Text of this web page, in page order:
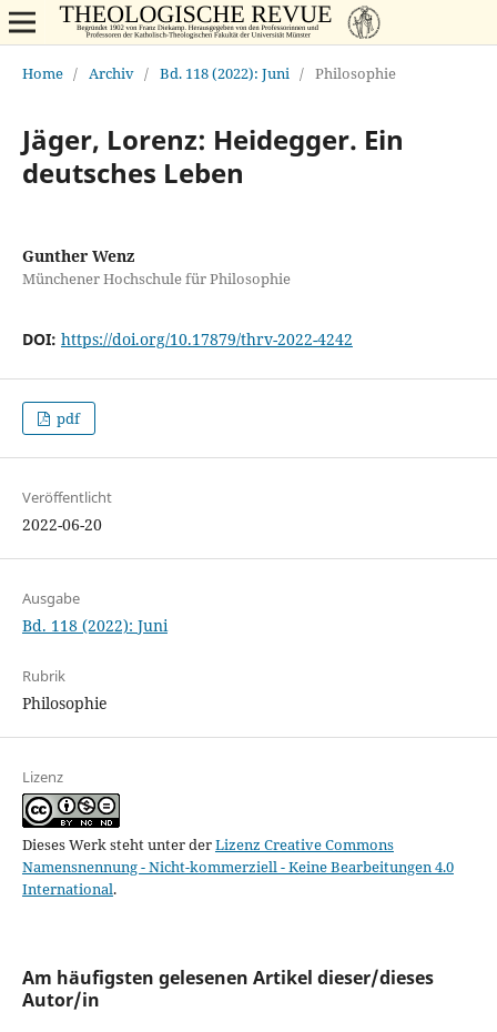
Home / Archiv / Bd. 118 (2022): Juni / Philosophie
Jäger, Lorenz: Heidegger. Ein
deutsches Leben
Gunther Wenz
Münchener Hochschule für Philosophie
DOI: https://doi.org/10.17879/thrv-2022-4242
pdf
Veröffentlicht
2022-06-20
Ausgabe
Bd. 118 (2022): Juni
Rubrik
Philosophie
Lizenz
Dieses Werk steht unter derLizenz Creative Commons
Namensnennung - Nicht-kommerziell - Keine Bearbeitungen 4.0
International.
Am häufigsten gelesenen Artikel dieser/dieses
Autor/in